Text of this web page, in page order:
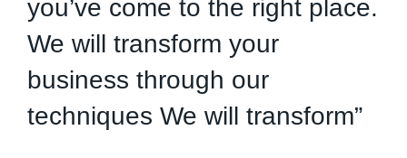
you’ve come to the right place.
We will transform your
business through our
techniques We will transform”